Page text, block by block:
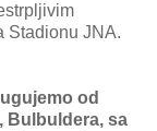
Stadionu JNA.
od
Bulbuldera, sa